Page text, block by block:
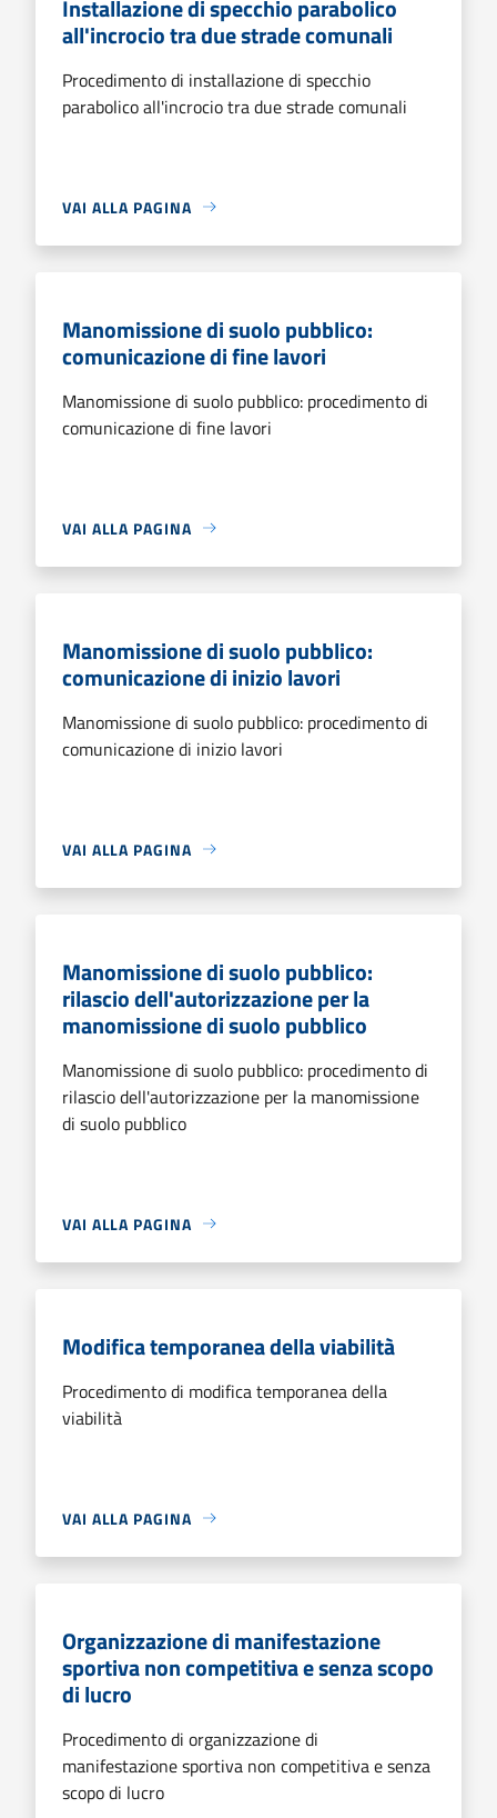
Installazione di specchio parabolico
all'incrocio tra due strade comunali
Procedimento di installazione di specchio
parabolico all'incrocio tra due strade comunali
VAI ALLA PAGINA
Manomissione di suolo pubblico:
comunicazione di fine lavori
Manomissione di suolo pubblico: procedimento di
comunicazione di fine lavori
VAI ALLA PAGINA
Manomissione di suolo pubblico:
comunicazione di inizio lavori
Manomissione di suolo pubblico: procedimento di
comunicazione di inizio lavori
VAI ALLA PAGINA
Manomissione di suolo pubblico:
rilascio dell'autorizzazione per la
manomissione di suolo pubblico
Manomissione di suolo pubblico: procedimento di
rilascio dell'autorizzazione per la manomissione
di suolo pubblico
VAI ALLA PAGINA
Modifica temporanea della viabilità
Procedimento di modifica temporanea della
viabilità
VAI ALLA PAGINA
Organizzazione di manifestazione
sportiva non competitiva e senza scopo
di lucro
Procedimento di organizzazione di
manifestazione sportiva non competitiva e senza
scopo di lucro